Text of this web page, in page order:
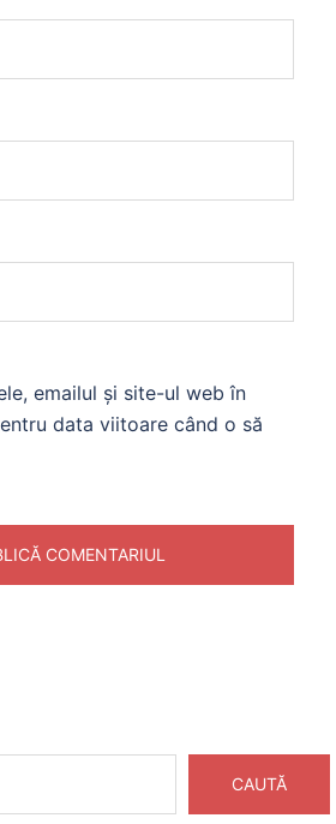
emailul și site-ul web în
data viitoare când o să
CAUTĂ